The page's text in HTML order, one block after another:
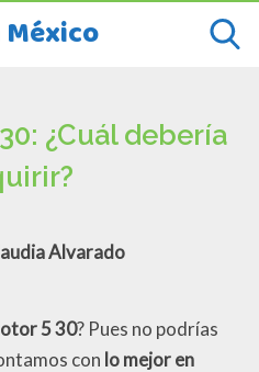
México
¿Cuál debería
Alvarado
5 30? Pues no podrías
con lo mejor en